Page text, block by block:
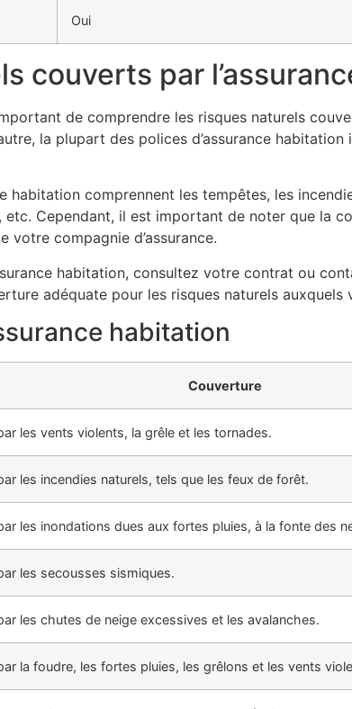
Oui
couverts par
de comprendre les risques naturels
la plupart des polices d’assurance
habitation comprennent les tempêtes, les
etc. Cependant, il est important de noter que la
compagnie d’assurance.
habitation, consultez votre contrat ou
adéquate pour les risques naturels auxquels
habitation
Couverture
les vents violents, la grêle et les tornades.
les incendies naturels, tels que les feux de forêt.
les inondations dues aux fortes pluies, à la fonte des
les secousses sismiques.
les chutes de neige excessives et les avalanches.
la foudre, les fortes pluies, les grêlons et les vents